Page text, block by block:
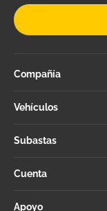
Compañía
Vehículos
Subastas
Cuenta
Apoyo